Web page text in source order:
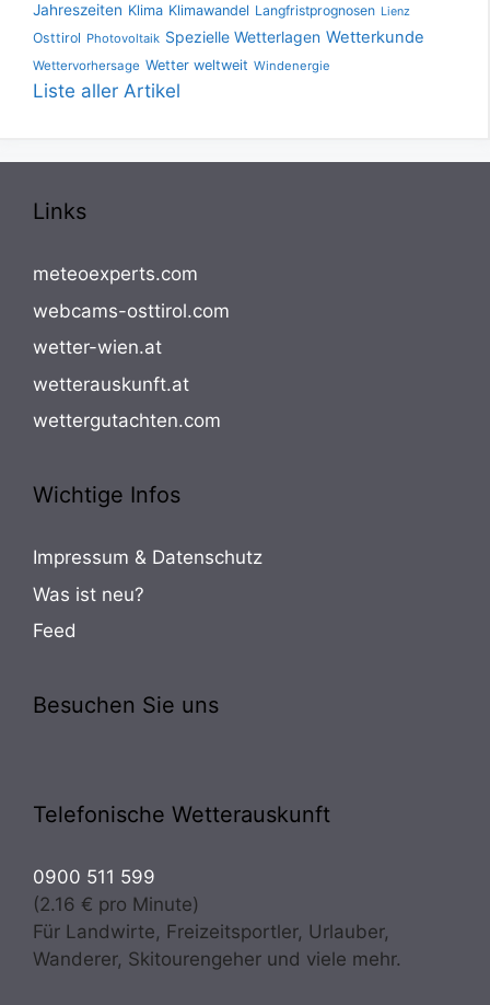
Jahreszeiten Klima Klimawandel Langfristprognosen Lienz
Osttirol Photovoltaik Spezielle Wetterlagen Wetterkunde
Wettervorhersage Wetter weltweit Windenergie
Liste aller Artikel
Links
meteoexperts.com
webcams-osttirol.com
wetter-wien.at
wetterauskunft.at
wettergutachten.com
Wichtige Infos
Impressum & Datenschutz
Was ist neu?
Feed
Besuchen Sie uns
Telefonische Wetterauskunft
0900 511 599
(2.16 € pro Minute)
Für Landwirte, Freizeitsportler, Urlauber,
Wanderer, Skitourengeher und viele mehr.